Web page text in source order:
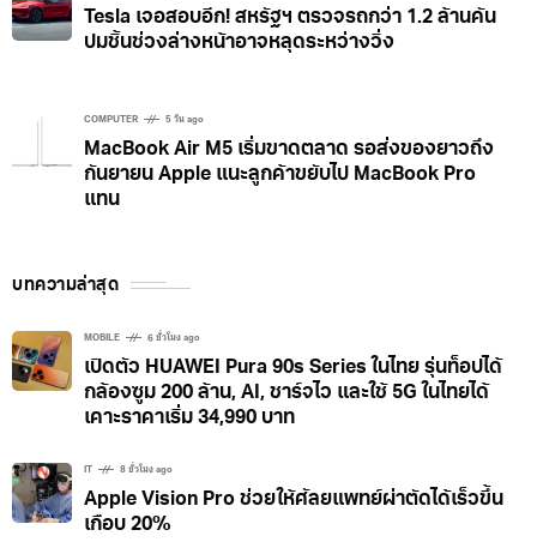
Tesla เจอสอบอีก! สหรัฐฯ ตรวจรถกว่า 1.2 ล้านคัน
ปมชิ้นช่วงล่างหน้าอาจหลุดระหว่างวิ่ง
COMPUTER 5 วัน ago
MacBook Air M5 เริ่มขาดตลาด รอส่งของยาวถึง
กันยายน Apple แนะลูกค้าขยับไป MacBook Pro
แทน
บทความล่าสุด
MOBILE 6 ชั่วโมง ago
เปิดตัว HUAWEI Pura 90s Series ในไทย รุ่นท็อปได้
กล้องซูม 200 ล้าน, AI, ชาร์จไว และใช้ 5G ในไทยได้
เคาะราคาเริ่ม 34,990 บาท
IT 8 ชั่วโมง ago
Apple Vision Pro ช่วยให้ศัลยแพทย์ผ่าตัดได้เร็วขึ้น
เกือบ 20%